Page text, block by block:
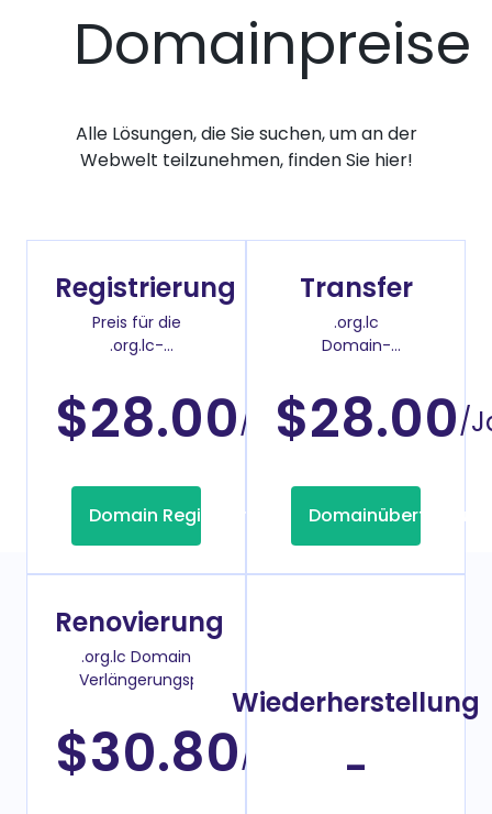
Domainpreise
Alle Lösungen, die Sie suchen, um an der
Webwelt teilzunehmen, finden Sie hier!
Registrierung
Preis für die
.org.lc-
$28.00/Jahr
Domain Registrierung
Transfer
.org.lc
Domain-
$28.00/
Domainübertragung
Renovierung
.org.lc Domain
Verlängerungspreis
$30.80/Jahr
Wiederherstellung
-